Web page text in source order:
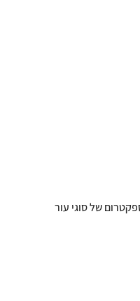
של סוגי עור